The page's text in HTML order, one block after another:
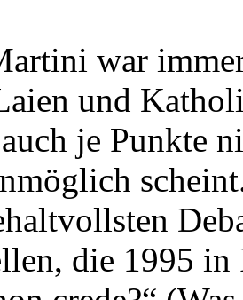
war
und
je Punkte
die 1995 in